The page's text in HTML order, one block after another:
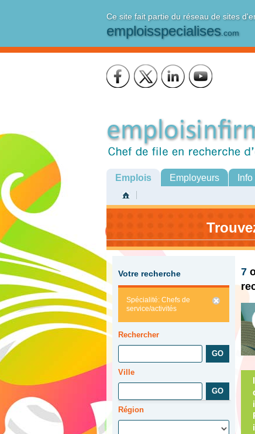
Ce site fait partie du réseau de sites
emploisspecialises.com
Emplois Employeurs
Votre recherche
Spécialité: Chefs de
service/activités
Rechercher
Ville
Région
7